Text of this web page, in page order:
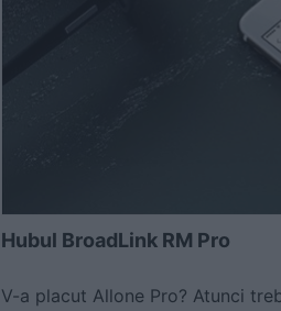
Hubul BroadLink RM Pro
V-a placut Allone Pro? Atunci